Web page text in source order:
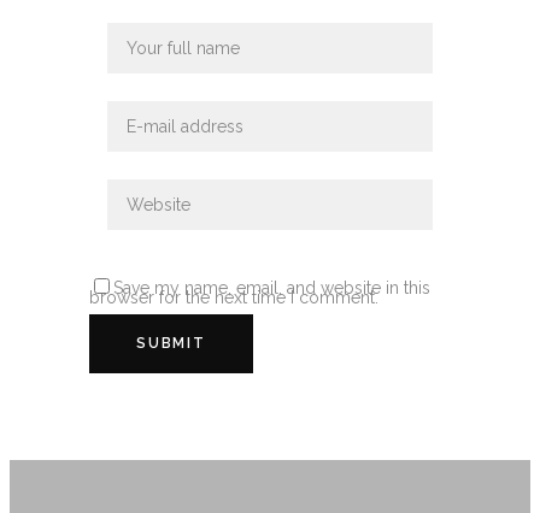
Save my name, email, and website in this
browser for the next time I comment.